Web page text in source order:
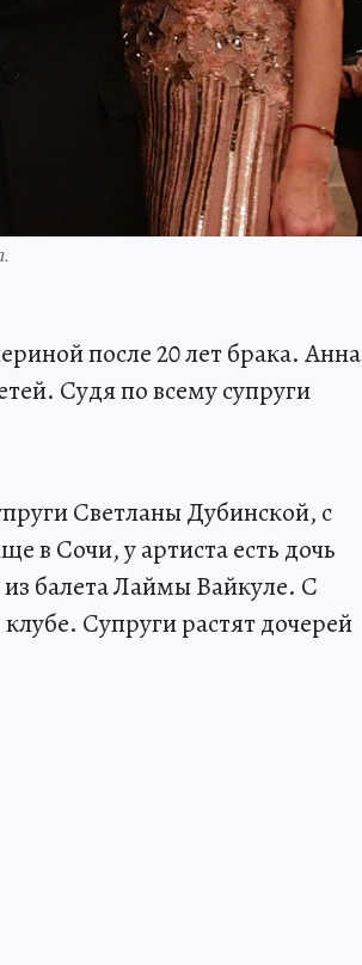
после 20 лет брака. Анна
Судя по всему супруги
Светланы Дубинской, с
в Сочи, у артиста есть дочь
балета Лаймы Вайкуле. С
Супруги растят дочерей